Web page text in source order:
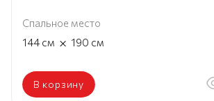
Спальное место
144 см × 190 см
В корзину